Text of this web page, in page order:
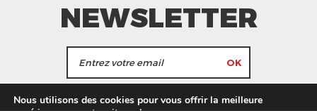
NEWSLETTER
J'accepte de recevoir les actualités et les
Nous utilisons des cookies pour vous offrir la meilleure